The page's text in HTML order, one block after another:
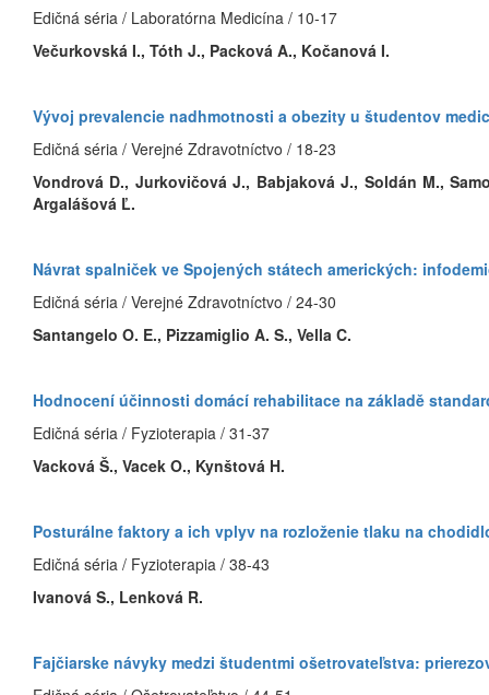
Edičná séria / Laboratórna Medicína / 10-17
Večurkovská I., Tóth J., Packová A., Kočanová I.
Vývoj prevalencie nadhmotnosti a obezity u študentov
Edičná séria / Verejné Zdravotníctvo / 18-23
Vondrová D., Jurkovičová J., Babjaková J., Soldán M.,
Argalášová Ľ.
Návrat spalniček ve Spojených státech amerických:
Edičná séria / Verejné Zdravotníctvo / 24-30
Santangelo O. E., Pizzamiglio A. S., Vella C.
Hodnocení účinnosti domácí rehabilitace na základě
Edičná séria / Fyzioterapia / 31-37
Vacková Š., Vacek O., Kynštová H.
Posturálne faktory a ich vplyv na rozloženie tlaku na
Edičná séria / Fyzioterapia / 38-43
Ivanová S., Lenková R.
Fajčiarske návyky medzi študentmi ošetrovateľstva: